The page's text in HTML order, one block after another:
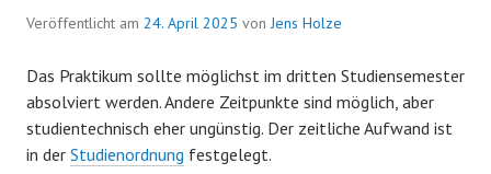
Veröffentlicht am 24. April 2025 vonJens Holze
Das Praktikum sollte möglichst im dritten Studiensemester
absolviert werden. Andere Zeitpunkte sind möglich, aber
studientechnisch eher ungünstig. Der zeitliche Aufwand ist
in der Studienordnung festgelegt.